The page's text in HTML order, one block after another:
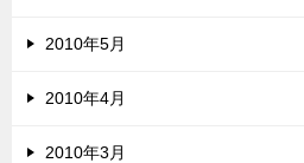
2010年5月
2010年4月
2010年3月